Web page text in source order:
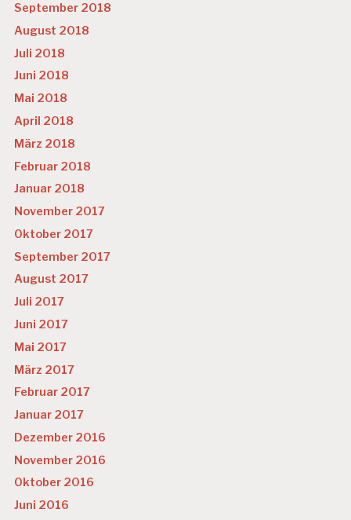
September 2018
August 2018
Juli 2018
Juni 2018
Mai 2018
April 2018
März 2018
Februar 2018
Januar 2018
November 2017
Oktober 2017
September 2017
August 2017
Juli 2017
Juni 2017
Mai 2017
März 2017
Februar 2017
Januar 2017
Dezember 2016
November 2016
Oktober 2016
Juni 2016